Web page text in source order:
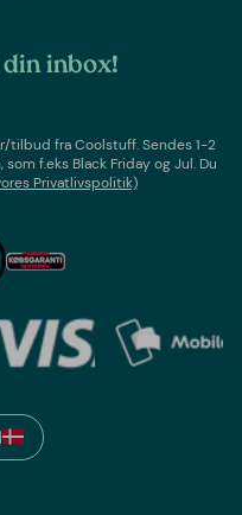
inbox!
tilbud fraCoolstuff. Sendes 1-2
f.eks Black Friday og Jul. Du
Privatlivspolitik)